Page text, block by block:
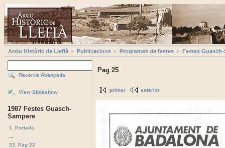
Arxiu Històric de Llefià Publicacions Programes de festes Festes Guasch-
Recerca Avançada
View Slideshow
1987 Festes Guasch-
Sampere
1. Portada
23. Pag 22
Pag 25
primer anterior